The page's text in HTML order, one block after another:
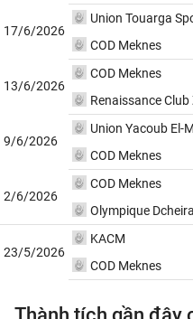
17/6/2026
Union Touarga
COD Meknes
13/6/2026
COD Meknes
Renaissance
9/6/2026
Union Yacoub El-
COD Meknes
2/6/2026
COD Meknes
Olympique Dcheira
23/5/2026
KACM
COD Meknes